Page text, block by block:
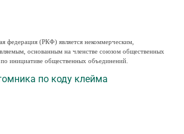
федерация (РКФ) является некоммерческим,
основанным на членстве союзом общественных
инициативе общественных объединений.
по коду клейма